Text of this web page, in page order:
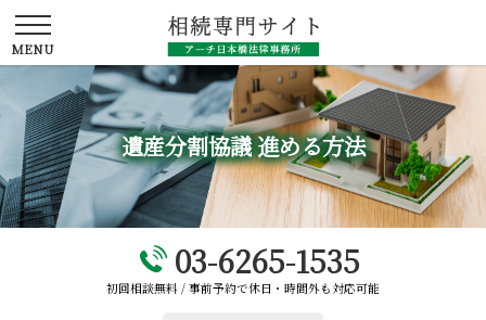
遺産分割協議 進める方法
03-6265-1535
初回相談無料 / 事前予約で休日・時間外も対応可能